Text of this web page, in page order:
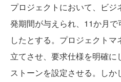
プロジェクトにおいて、ビ
発期間が与えられ、11か月
したとする。プロジェクト
立てさせ、要求仕様を明確
ストーンを設定させる。しか